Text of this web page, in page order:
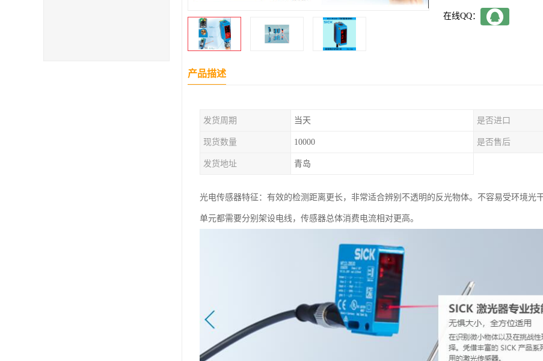
在线QQ：
产品描述
发货周期 当天 是否进口
现货数量 10000 是否售后
发货地址 青岛
光电传感器特征：有效的检测距离更长，非常适合辨别不透明的反光物体。不容易受环境光
单元都需要分别架设电线，传感器总体消费电流相对更高。